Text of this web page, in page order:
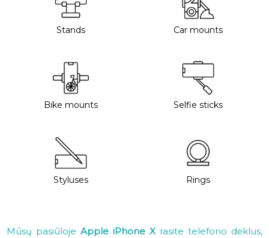
Stands Car mounts
Bike mounts Selfie sticks
Styluses Rings
Mūsų pasiūlojeApple iPhone Xrasite telefono dėklus,